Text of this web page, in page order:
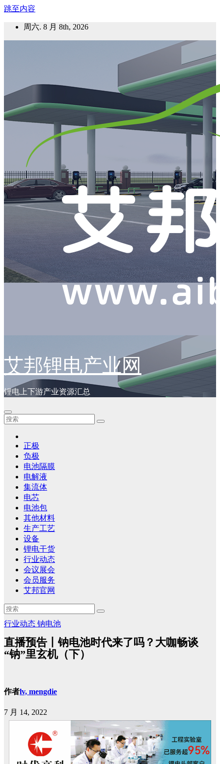
跳至内容
周六. 8 月 8th, 2026
艾邦锂电产业网
锂电上下游产业资源汇总
正极
负极
电池隔膜
电解液
集流体
电芯
电池包
其他材料
生产工艺
设备
锂电干货
行业动态
会议展会
会员服务
艾邦官网
行业动态 钠电池
直播预告丨钠电池时代来了吗？大咖畅谈
“钠”里玄机（下）
作者lv, mengdie
7 月 14, 2022